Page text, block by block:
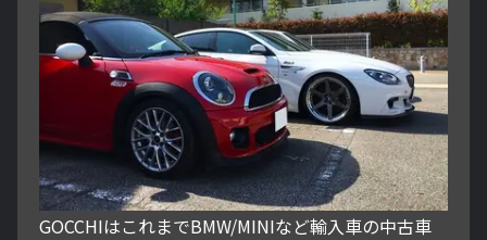
GOCCHIはこれまでBMW/MINIなど輸入車の中古車